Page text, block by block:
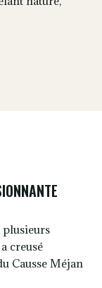
creusé
Causse Méjan